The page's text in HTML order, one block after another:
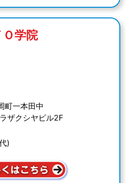
Ｏ学院
町一本田中
ザクシヤビル2F
)